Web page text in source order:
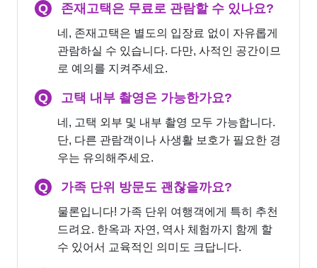
Q 존재고택은 무료로 관람할 수 있나요?
네, 존재고택은 별도의 입장료 없이 자유롭게
관람하실 수 있습니다. 다만, 사적인 공간이므
로 예의를 지켜주세요.
Q 고택 내부 촬영은 가능한가요?
네, 고택 외부 및 내부 촬영 모두 가능합니다.
단, 다른 관람객이나 사생활 보호가 필요한 경
우는 유의해주세요.
Q 가족 단위 방문도 괜찮을까요?
물론입니다! 가족 단위 여행객에게 특히 추천
드려요. 한옥과 자연, 역사 체험까지 함께 할
수 있어서 교육적인 의미도 크답니다.